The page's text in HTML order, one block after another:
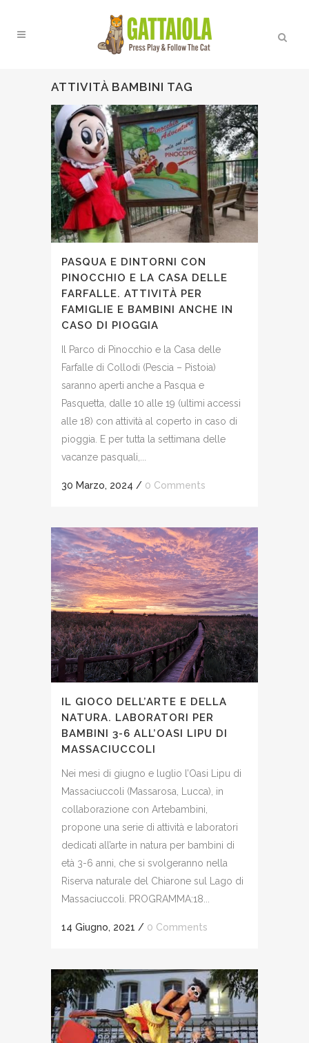
ATTIVITÀ BAMBINI TAG
PASQUA E DINTORNI CON
PINOCCHIO E LA CASA DELLE
FARFALLE. ATTIVITÀ PER
FAMIGLIE E BAMBINI ANCHE IN
CASO DI PIOGGIA
Il Parco di Pinocchio e la Casa delle
Farfalle di Collodi (Pescia – Pistoia)
saranno aperti anche a Pasqua e
Pasquetta, dalle 10 alle 19 (ultimi accessi
alle 18) con attività al coperto in caso di
pioggia. E per tutta la settimana delle
vacanze pasquali,...
30 Marzo, 2024 / 0 Comments
IL GIOCO DELL’ARTE E DELLA
NATURA. LABORATORI PER
BAMBINI 3-6 ALL’OASI LIPU DI
MASSACIUCCOLI
Nei mesi di giugno e luglio l’Oasi Lipu di
Massaciuccoli (Massarosa, Lucca), in
collaborazione con Artebambini,
propone una serie di attività e laboratori
dedicati all’arte in natura per bambini di
età 3-6 anni, che si svolgeranno nella
Riserva naturale del Chiarone sul Lago di
Massaciuccoli. PROGRAMMA:18...
14 Giugno, 2021 / 0 Comments